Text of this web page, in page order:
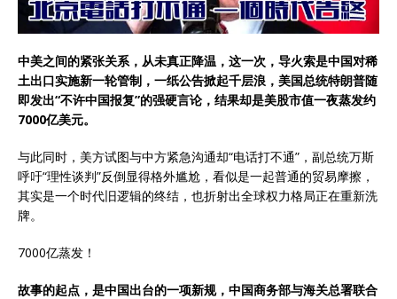
中美之间的紧张关系，从未真正降温，这一次，导火索是中国对稀
土出口实施新一轮管制，一纸公告掀起千层浪，美国总统特朗普随
即发出“不许中国报复”的强硬言论，结果却是美股市值一夜蒸发约
7000亿美元。
与此同时，美方试图与中方紧急沟通却“电话打不通”，副总统万斯
呼吁“理性谈判”反倒显得格外尴尬，看似是一起普通的贸易摩擦，
其实是一个时代旧逻辑的终结，也折射出全球权力格局正在重新洗
牌。
7000亿蒸发！
故事的起点，是中国出台的一项新规，中国商务部与海关总署联合